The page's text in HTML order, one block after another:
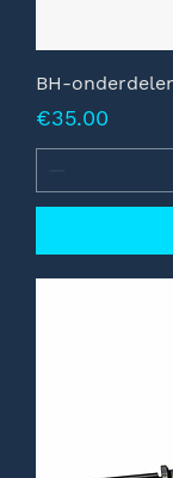
BH-
Prijs
€35.00